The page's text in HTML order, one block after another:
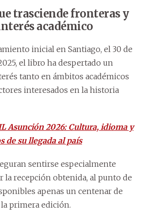
trasciende fronteras y
académico
inicial en Santiago, el 30 de
el libro ha despertado un
tanto en ámbitos académicos
interesados en la historia
Asunción 2026: Cultura, idioma y
de su llegada al país
sentirse especialmente
la recepción obtenida, al punto de
apenas un centenar de
primera edición.